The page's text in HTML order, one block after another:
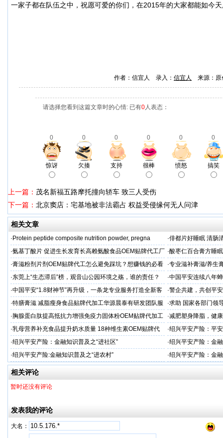
一家子都在队伍之中，祝愿可爱的你们，在2015年的大家都能如今
作者：信宜人 录入： 信宜人 来源：
请选择您看到这篇文章时的心情: 已有0人表态：
0 0 0 0 0 0
惊讶 欠揍 支持 很棒 愤怒 搞笑
上一篇： 茂名新福五路摩托撞向轿车 致三人受伤
下一篇： 北京窦店：宅基地被非法霸占 权益受侵缘何无人问津
相关文章
· Protein peptide composite nutrition powder, pregna ·俳都片好睡眠 清肠
·氨基丁酸片 促进生长发育长高赖氨酸食品OEM贴牌代工厂
家
·酸枣仁百合膏方睡
厂
·膏滋粉剂片剂OEM贴牌代工怎么避免踩坑？想赚钱的必看 ·专业滋补膏滋/养生
·东莞上“生态滞后”榜，观音山公园环境之殇，谁的责任？ ·中国平安连续八年
品牌"
·中国平安“1.8财神节”再升级，一条龙专业服务打造全新客
户体验
·警企共建，共创平
人才专项培训
·特膳膏滋 减脂瘦身食品贴牌代加工华源晨泰有研发团队服
务商
·求助 国家各部门领
市公安局长
· 胸腺蛋白肽提高抵抗力增强免疫力固体粉OEM贴牌代加工
服务商
·减肥塑身降脂，健
服务商
·乳母营养补充食品提升奶水质量 18种维生素OEM贴牌代
工
·绍兴平安产险：平
·绍兴平安产险：金融知识普及之“进社区” ·绍兴平安产险：金
·绍兴平安产险:金融知识普及之“进农村” ·绍兴平安产险：金
相关评论
暂时还没有评论
发表我的评论
大名：